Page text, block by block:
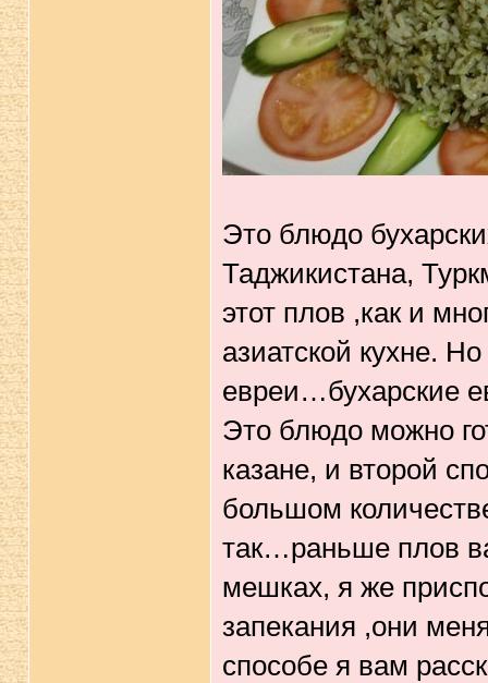
Это блюдо
Таджикистана,
этот плов ,как и
азиатской кухне.
евреи…бухарские
Это блюдо можно
казане, и второй
большом
так…раньше плов
мешках, я же
запекания ,они
способе я вам